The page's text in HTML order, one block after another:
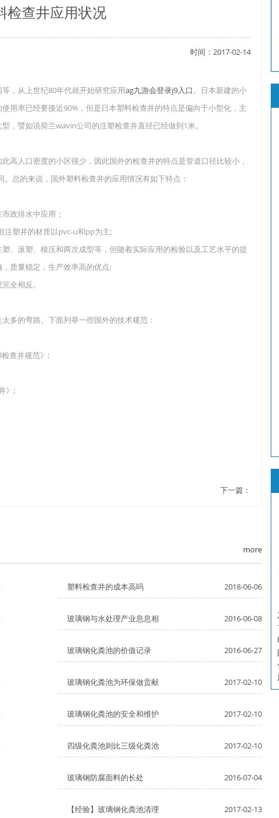
这几点原因你都记住了吗？
了吗？
检查井应用状况
时间：2017-02-14
，从上世纪80年代就开始研究应用ag九游会登录j9入口。日本新建的小
用率已经要接近90%，但是日本塑料检查井的特点是偏向于小型化，主
，譬如说荷兰wavin公司的注塑检查井直径已经做到1米。
高人口密度的小区很少，因此国外的检查井的特点是管道口径比较小，
总的来说，国外塑料检查井的应用情况有如下特点：
政排水中应用；
塑井的材质以pvc-u和pp为主;
、滚塑、模压和两次成型等，但随着实际应用的检验以及工艺水平的提
质量稳定，生产效率高的优点;
全相反。
多的弯路。下面列举一些国外的技术规范：
检查井规范》;
井》;
下一篇：
more
塑料检查井的成本高吗 2018-06-06
玻璃钢与水处理产业息息相 2016-06-08
玻璃钢化粪池的价值记录 2016-06-27
玻璃钢化粪池为环保做贡献 2017-02-10
玻璃钢化粪池的安全和维护 2017-02-10
四级化粪池则比三级化粪池 2017-02-10
玻璃钢防腐面料的长处 2016-07-04
【经验】玻璃钢化粪池清理 2017-02-13